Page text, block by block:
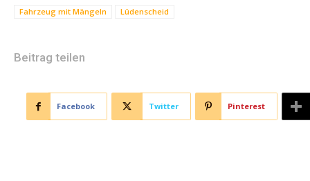
Fahrzeug mit Mängeln
Lüdenscheid
Beitrag teilen
Facebook Twitter Pinterest